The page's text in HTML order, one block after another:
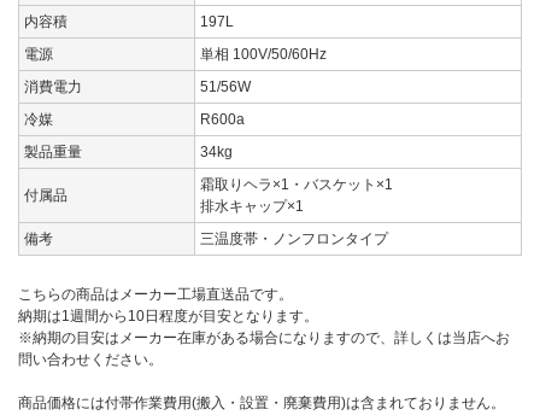
内容積
197L
電源
単相 100V/50/60Hz
消費電力
51/56W
冷媒
R600a
製品重量
34kg
付属品
霜取りヘラ×1・バスケット×1
排水キャップ×1
備考
三温度帯・ノンフロンタイプ
こちらの商品はメーカー工場直送品です。
納期は1週間から10日程度が目安となります。
※納期の目安はメーカー在庫がある場合になりますので、詳しくは当店へお
問い合わせください。
商品価格には付帯作業費用(搬入・設置・廃棄費用)は含まれておりません。